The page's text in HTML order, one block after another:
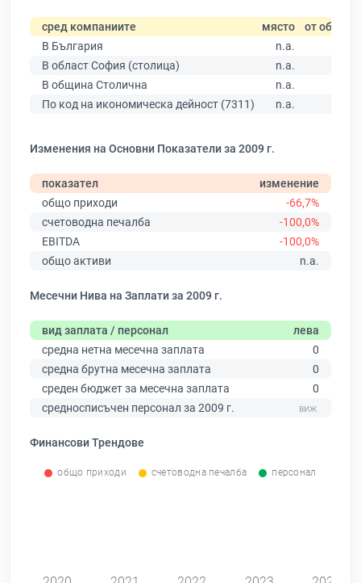
сред компаниите място от общо
В България
n.a.
В област София (столица)
n.a.
В община Столична
n.a.
По код на икономическа дейност (7311)
n.a.
Изменения на Основни Показатели за 2009 г.
показател
изменение
общо приходи
-66,7%
счетоводна печалба
-100,0%
EBITDA
-100,0%
общо активи
n.a.
Месечни Нива на Заплати за 2009 г.
вид заплата / персонал
лева
средна нетна месечна заплата
0
средна брутна месечна заплата
0
среден бюджет за месечна заплата
0
средносписъчен персонал за 2009 г.
Финансови Трендове
общо приходи счетоводна печалба персонал